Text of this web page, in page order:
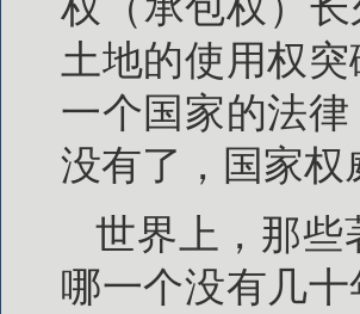
土地的使用权
一个国家的法
没有了，国家权
世界上，那些
哪一个没有几